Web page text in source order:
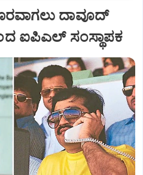
ದಾವೂದ್‌
ಐಪಿಎಲ್‌ ಸಂಸ್ಥಾಪಕ